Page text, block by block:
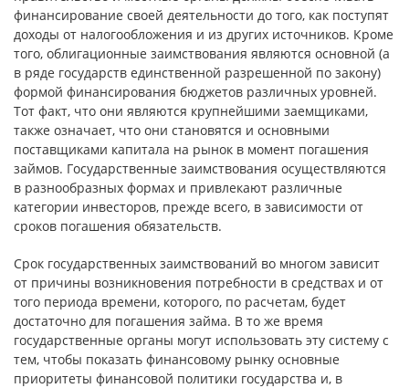
финансирование своей деятельности до того, как поступят
доходы от налогообложения и из других источников. Кроме
того, облигационные заимствования являются основной (а
в ряде государств единственной разрешенной по закону)
формой финансирования бюджетов различных уровней.
Тот факт, что они являются крупнейшими заемщиками,
также означает, что они становятся и основными
поставщиками капитала на рынок в момент погашения
займов. Государственные заимствования осуществляются
в разнообразных формах и привлекают различные
категории инвесторов, прежде всего, в зависимости от
сроков погашения обязательств.
Срок государственных заимствований во многом зависит
от причины возникновения потребности в средствах и от
того периода времени, которого, по расчетам, будет
достаточно для погашения займа. В то же время
государственные органы могут использовать эту систему с
тем, чтобы показать финансовому рынку основные
приоритеты финансовой политики государства и, в